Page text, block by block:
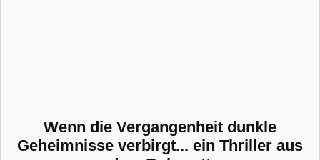
Wenn die Vergangenheit dunkle
Geheimnisse verbirgt... ein Thriller aus